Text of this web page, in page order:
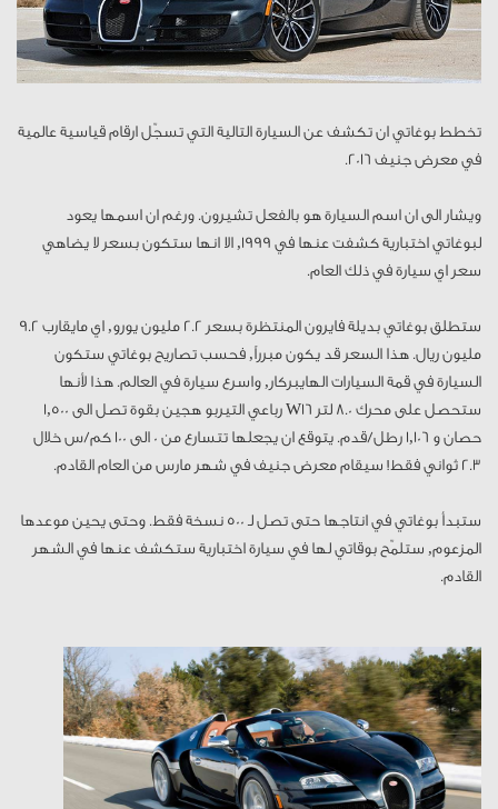
تخطط بوغاتي ان تكشف عن السيارة التالية التي تسجّل ارقام قياسية عالمية
في معرض جنيف 2016.
ويشار الى ان اسم السيارة هو بالفعل تشيرون. ورغم ان اسمها يعود
لبوغاتي اختبارية كشفت عنها في 1999, الا انها ستكون بسعر لا يضاهي
سعر اي سيارة في ذلك العام.
ستطلق بوغاتي بديلة فايرون المنتظرة بسعر 2.2 مليون يورو, اي مايقارب 9.2
مليون ريال. هذا السعر قد يكون مبرراً, فحسب تصاريح بوغاتي ستكون
السيارة في قمة السيارات الهايبركار, واسرع سيارة في العالم. هذا لأنها
ستحصل على محرك 8.0 لتر W16 رباعي التيربو هجين بقوة تصل الى 1,500
حصان و 1,106 رطل/قدم. يتوقع ان يجعلها تتسارع من 0 الى 100 كم/س خلال
2.3 ثواني فقط! سيقام معرض جنيف في شهر مارس من العام القادم.
ستبدأ بوغاتي في انتاجها حتى تصل لـ 500 نسخة فقط. وحتى يحين موعدها
المزعوم, ستلمّح بوقاتي لها في سيارة اختبارية ستكشف عنها في الشهر
القادم.